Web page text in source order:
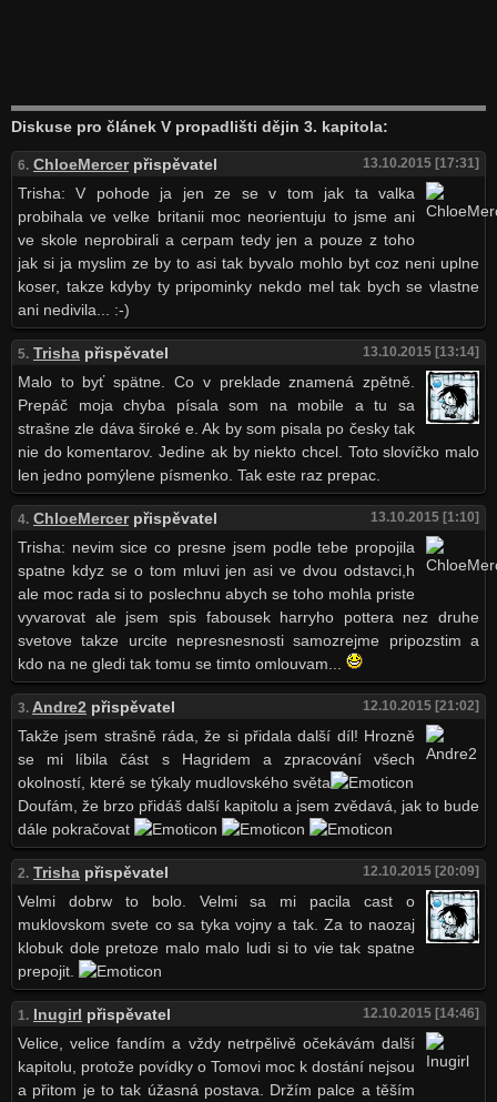
Diskuse pro článek V propadlišti dějin 3. kapitola:
6. ChloeMercerpřispěvatel 13.10.2015 [17:31]
Trisha: V pohode ja jen ze se v tom jak ta valka
probihala ve velke britanii moc neorientuju to jsme ani
ve skole neprobirali a cerpam tedy jen a pouze z toho
jak si ja myslim ze by to asi tak byvalo mohlo byt coz neni uplne
koser, takze kdyby ty pripominky nekdo mel tak bych se vlastne
ani nedivila... :-)
5. Trishapřispěvatel 13.10.2015 [13:14]
Malo to byť spätne. Co v preklade znamená zpětně.
Prepáč moja chyba písala som na mobile a tu sa
strašne zle dáva široké e. Ak by som pisala po česky tak
nie do komentarov. Jedine ak by niekto chcel. Toto slovíčko malo
len jedno pomýlene písmenko. Tak este raz prepac.
4. ChloeMercerpřispěvatel 13.10.2015 [1:10]
Trisha: nevim sice co presne jsem podle tebe propojila
spatne kdyz se o tom mluvi jen asi ve dvou odstavci,h
ale moc rada si to poslechnu abych se toho mohla priste
vyvarovat ale jsem spis fabousek harryho pottera nez druhe
svetove takze urcite nepresnesnosti samozrejme pripozstim a
kdo na ne gledi tak tomu se timto omlouvam...
3. Andre2 přispěvatel 12.10.2015 [21:02]
Takže jsem strašně ráda, že si přidala další díl! Hrozně
se mi líbila část s Hagridem a zpracování všech
okolností, které se týkaly mudlovského světa
Doufám, že brzo přidáš další kapitolu a jsem zvědavá, jak to bude
dále pokračovat
2. Trishapřispěvatel 12.10.2015 [20:09]
Velmi dobrw to bolo. Velmi sa mi pacila cast o
muklovskom svete co sa tyka vojny a tak. Za to naozaj
klobuk dole pretoze malo malo ludi si to vie tak spatne
prepojit.
1. Inugirl přispěvatel 12.10.2015 [14:46]
Velice, velice fandím a vždy netrpělivě očekávám další
kapitolu, protože povídky o Tomovi moc k dostání nejsou
a přitom je to tak úžasná postava. Držím palce a těším